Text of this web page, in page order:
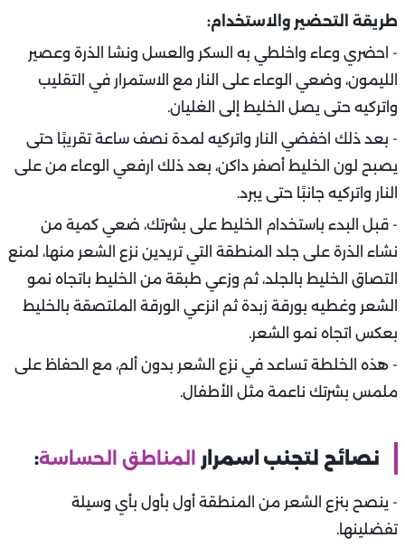
طريقة التحضير والاستخدام:
- احضري وعاء واخلطي به السكر والعسل ونشا الذرة وعصير
الليمون، وضعي الوعاء على النار مع الاستمرار في التقليب
واتركيه حتى يصل الخليط إلى الغليان.
- بعد ذلك اخفضي النار واتركيه لمدة نصف ساعة تقريبًا حتى
يصبح لون الخليط أصفر داكن، بعد ذلك ارفعي الوعاء من على
النار واتركيه جانبًا حتى يبرد.
- قبل البدء باستخدام الخليط على بشرتك، ضعي كمية من
نشاء الذرة على جلد المنطقة التي تريدين نزع الشعر منها، لمنع
التصاق الخليط بالجلد، ثم وزعي طبقة من الخليط باتجاه نمو
الشعر وغطيه بورقة زبدة ثم انزعي الورقة الملتصقة بالخليط
بعكس اتجاه نمو الشعر.
- هذه الخلطة تساعد في نزع الشعر بدون ألم، مع الحفاظ على
ملمس بشرتك ناعمة مثل الأطفال.
نصائح لتجنب اسمرار المناطق الحساسة:
- ينصح بنزع الشعر من المنطقة أول بأول بأي وسيلة
تفضلينها.